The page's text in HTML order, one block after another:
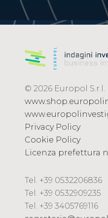
© 2026 Europol S.r.l.
Privacy Policy
Cookie Policy
Licenza prefettura
Tel. +39 0532206836
Tel. +39 0532909235
Tel. +39 3405769116